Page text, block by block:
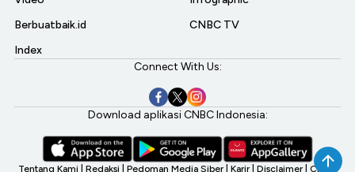
Berbuatbaik.id
Index
CNBC TV
Connect With Us:
Download aplikasi CNBC Indonesia:
Tentang Kami Redaksi Pedoman Media Siber Karir Disclaimer CNBC